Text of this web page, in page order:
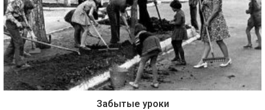
Забытые уроки